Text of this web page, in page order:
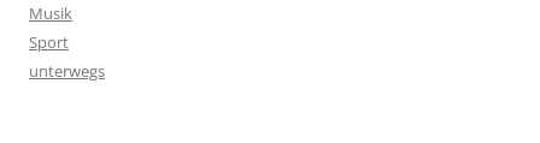
Musik
Sport
unterwegs